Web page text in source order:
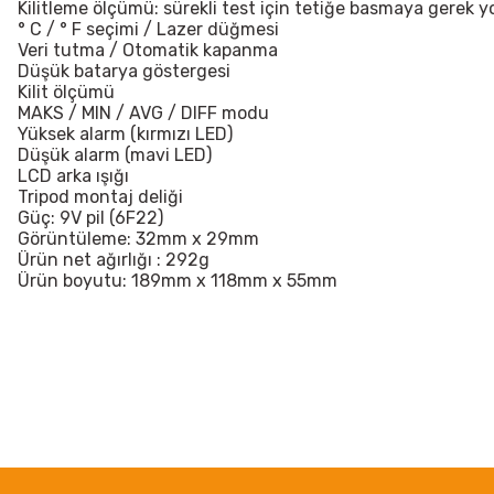
Kilitleme ölçümü: sürekli test için tetiğe basmaya gerek
° C / ° F seçimi / Lazer düğmesi
Veri tutma / Otomatik kapanma
Düşük batarya göstergesi
Kilit ölçümü
MAKS / MIN / AVG / DIFF modu
Yüksek alarm (kırmızı LED)
Düşük alarm (mavi LED)
LCD arka ışığı
Tripod montaj deliği
Güç: 9V pil (6F22)
Görüntüleme: 32mm x 29mm
Ürün net ağırlığı : 292g
Ürün boyutu: 189mm x 118mm x 55mm
Ürün bilgilerinde hatalar bulunuyor.